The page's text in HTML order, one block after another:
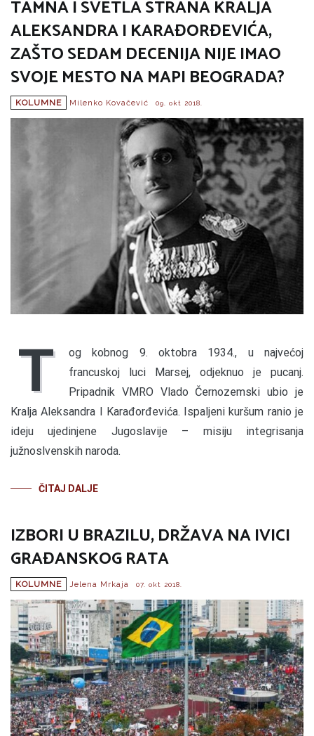
TAMNA I SVETLA STRANA KRALJA
ALEKSANDRA I KARAĐORĐEVIĆA,
ZAŠTO SEDAM DECENIJA NIJE IMAO
SVOJE MESTO NA MAPI BEOGRADA?
KOLUMNE Milenko Kovačević 09. okt 2018.
T
og kobnog 9. oktobra 1934., u najvećoj
francuskoj luci Marsej, odjeknuo je pucanj.
Pripadnik VMRO Vlado Černozemski ubio je
Kralja Aleksandra I Karađorđevića. Ispaljeni kuršum ranio je
ideju ujedinjene Jugoslavije – misiju integrisanja
južnoslvenskih naroda.
ČITAJ DALJE
IZBORI U BRAZILU, DRŽAVA NA IVICI
GRAĐANSKOG RATA
KOLUMNE Jelena Mrkaja 07. okt 2018.